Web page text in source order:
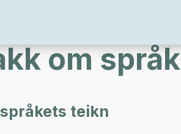
om språk
teikn